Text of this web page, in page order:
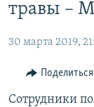
содержанию
Вернутся
навигации
Вернутся
КАРТА
11 ЛЕТ
ВОДА
ИСТОРИЯ
ЕЩЕ
ИНТЕРАКТИВ
РАДІО
травы –
30 марта 2019,
Поделиться
Сотрудники